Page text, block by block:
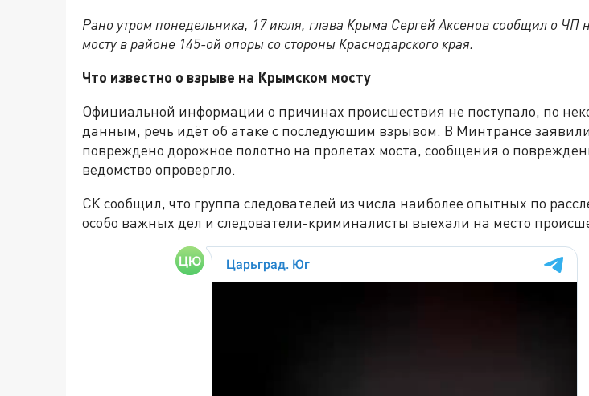
Рано утром понедельника, 17 июля, глава Крыма Сергей Аксенов сообщил о ЧП
мосту в районе 145-ой опоры со стороны Краснодарского края.
Что известно о взрыве на Крымском мосту
Официальной информации о причинах происшествия не поступало, по
данным, речь идёт об атаке с последующим взрывом. В Минтрансе
повреждено дорожное полотно на пролетах моста, сообщения о
ведомство опровергло.
СК сообщил, что группа следователей из числа наиболее опытных по
особо важных дел и следователи-криминалисты выехали на место